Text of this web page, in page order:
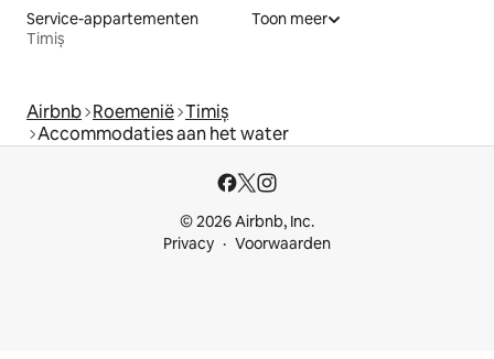
Service-appartementen
Timiș
Toon meer
Airbnb Roemenië Timiș
Accommodaties aan het water
© 2026 Airbnb, Inc.
Privacy
Voorwaarden